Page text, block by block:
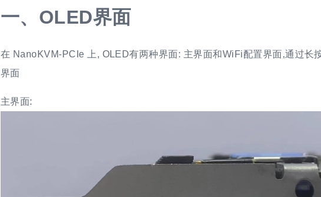
一、 OLED界面
在 NanoKVM-PCIe 上, OLED有两种界面: 主界面和WiFi配置界面,通过长
界面
主界面: